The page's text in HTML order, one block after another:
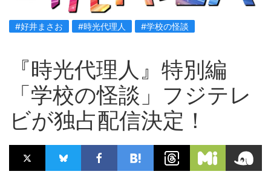
#好井まさお #時光代理人 #学校の怪談
『時光代理人』特別編
「学校の怪談」フジテレ
ビが独占配信決定！